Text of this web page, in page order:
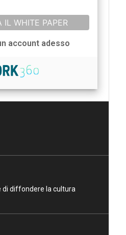
IL WHITE PAPER
account adesso
di diffondere la cultura